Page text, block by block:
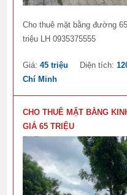
Cho thuê mặt bằng đường
triệu LH 0935375555
Giá:45 triệu Diện tích:
Chí Minh
CHO THUÊ MẶT BẰNG
GIÁ 65 TRIỆU